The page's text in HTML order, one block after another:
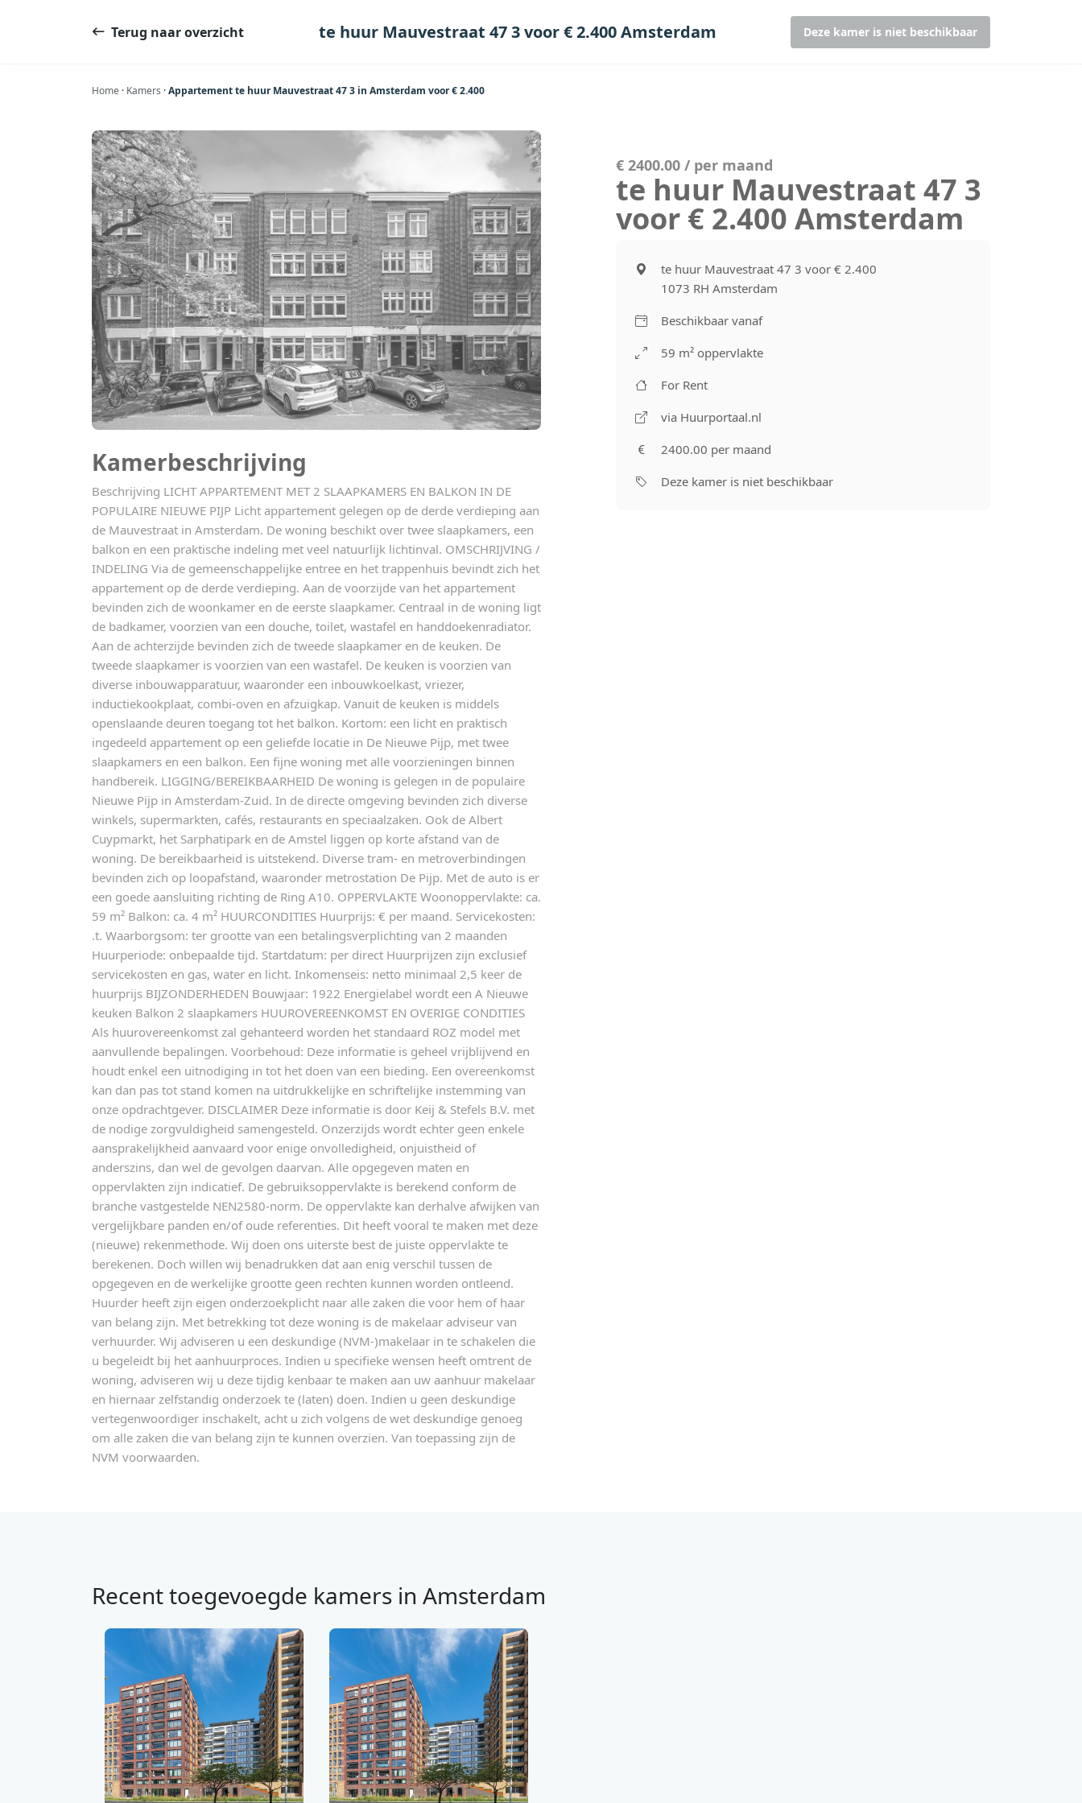
Terug naar overzicht te huur Mauvestraat 47 3 voor € 2.400 Amsterdam Deze kamer is niet beschikbaar
Home · Kamers ·Appartement te huur Mauvestraat 47 3 in Amsterdam voor € 2.400
Kamerbeschrijving
Beschrijving LICHT APPARTEMENT MET 2 SLAAPKAMERS EN BALKON IN DE
POPULAIRE NIEUWE PIJP Licht appartement gelegen op de derde verdieping aan
de Mauvestraat in Amsterdam. De woning beschikt over twee slaapkamers, een
balkon en een praktische indeling met veel natuurlijk lichtinval. OMSCHRIJVING /
INDELING Via de gemeenschappelijke entree en het trappenhuis bevindt zich het
appartement op de derde verdieping. Aan de voorzijde van het appartement
bevinden zich de woonkamer en de eerste slaapkamer. Centraal in de woning ligt
de badkamer, voorzien van een douche, toilet, wastafel en handdoekenradiator.
Aan de achterzijde bevinden zich de tweede slaapkamer en de keuken. De
tweede slaapkamer is voorzien van een wastafel. De keuken is voorzien van
diverse inbouwapparatuur, waaronder een inbouwkoelkast, vriezer,
inductiekookplaat, combi-oven en afzuigkap. Vanuit de keuken is middels
openslaande deuren toegang tot het balkon. Kortom: een licht en praktisch
ingedeeld appartement op een geliefde locatie in De Nieuwe Pijp, met twee
slaapkamers en een balkon. Een fijne woning met alle voorzieningen binnen
handbereik. LIGGING/BEREIKBAARHEID De woning is gelegen in de populaire
Nieuwe Pijp in Amsterdam-Zuid. In de directe omgeving bevinden zich diverse
winkels, supermarkten, cafés, restaurants en speciaalzaken. Ook de Albert
Cuypmarkt, het Sarphatipark en de Amstel liggen op korte afstand van de
woning. De bereikbaarheid is uitstekend. Diverse tram- en metroverbindingen
bevinden zich op loopafstand, waaronder metrostation De Pijp. Met de auto is er
een goede aansluiting richting de Ring A10. OPPERVLAKTE Woonoppervlakte: ca.
59 m² Balkon: ca. 4 m² HUURCONDITIES Huurprijs: € per maand. Servicekosten:
.t. Waarborgsom: ter grootte van een betalingsverplichting van 2 maanden
Huurperiode: onbepaalde tijd. Startdatum: per direct Huurprijzen zijn exclusief
servicekosten en gas, water en licht. Inkomenseis: netto minimaal 2,5 keer de
huurprijs BIJZONDERHEDEN Bouwjaar: 1922 Energielabel wordt een A Nieuwe
keuken Balkon 2 slaapkamers HUUROVEREENKOMST EN OVERIGE CONDITIES
Als huurovereenkomst zal gehanteerd worden het standaard ROZ model met
aanvullende bepalingen. Voorbehoud: Deze informatie is geheel vrijblijvend en
houdt enkel een uitnodiging in tot het doen van een bieding. Een overeenkomst
kan dan pas tot stand komen na uitdrukkelijke en schriftelijke instemming van
onze opdrachtgever. DISCLAIMER Deze informatie is door Keij & Stefels B.V. met
de nodige zorgvuldigheid samengesteld. Onzerzijds wordt echter geen enkele
aansprakelijkheid aanvaard voor enige onvolledigheid, onjuistheid of
anderszins, dan wel de gevolgen daarvan. Alle opgegeven maten en
oppervlakten zijn indicatief. De gebruiksoppervlakte is berekend conform de
branche vastgestelde NEN2580-norm. De oppervlakte kan derhalve afwijken van
vergelijkbare panden en/of oude referenties. Dit heeft vooral te maken met deze
(nieuwe) rekenmethode. Wij doen ons uiterste best de juiste oppervlakte te
berekenen. Doch willen wij benadrukken dat aan enig verschil tussen de
opgegeven en de werkelijke grootte geen rechten kunnen worden ontleend.
Huurder heeft zijn eigen onderzoekplicht naar alle zaken die voor hem of haar
van belang zijn. Met betrekking tot deze woning is de makelaar adviseur van
verhuurder. Wij adviseren u een deskundige (NVM-)makelaar in te schakelen die
u begeleidt bij het aanhuurproces. Indien u specifieke wensen heeft omtrent de
woning, adviseren wij u deze tijdig kenbaar te maken aan uw aanhuur makelaar
en hiernaar zelfstandig onderzoek te (laten) doen. Indien u geen deskundige
vertegenwoordiger inschakelt, acht u zich volgens de wet deskundige genoeg
om alle zaken die van belang zijn te kunnen overzien. Van toepassing zijn de
NVM voorwaarden.
€ 2400.00 / per maand
te huur Mauvestraat 47 3
voor € 2.400 Amsterdam
te huur Mauvestraat 47 3 voor € 2.400
1073 RH Amsterdam
Beschikbaar vanaf
59 m² oppervlakte
For Rent
via Huurportaal.nl
2400.00 per maand
Deze kamer is niet beschikbaar
Recent toegevoegde kamers in Amsterdam